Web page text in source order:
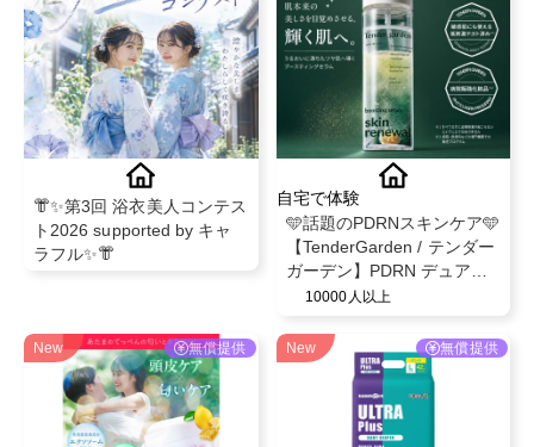
👘✨第3回 浴衣美人コンテス
ト2026 supported by キャ
ラフル✨👘
自宅で体験
🩵話題のPDRNスキンケア🩵
【TenderGarden / テンダー
ガーデン】PDRN デュアル
ブースト 美容液ミスト モニ
10000人以上
New 無償提供 New 無償提供